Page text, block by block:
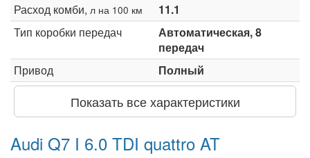
Расход комби, л на 100 км
11.1
Тип коробки передач
Автоматическая, 8
передач
Привод
Полный
Показать все характеристики
Audi Q7 I 6.0 TDI quattro AT